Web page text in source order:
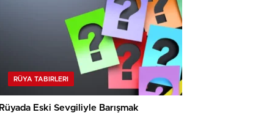
RÜYA TABIRLERI
Rüyada Eski Sevgiliyle Barışmak